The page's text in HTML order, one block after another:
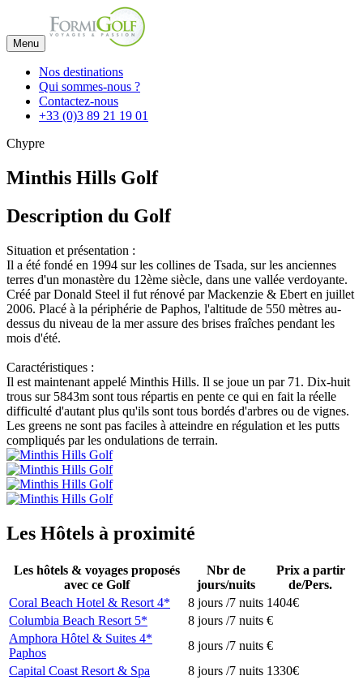
Menu
Nos destinations
Qui sommes-nous ?
Contactez-nous
+33 (0)3 89 21 19 01
Chypre
Minthis Hills Golf
Description du Golf
Situation et présentation :
Il a été fondé en 1994 sur les collines de Tsada, sur les anciennes
terres d'un monastère du 12ème siècle, dans une vallée verdoyante.
Créé par Donald Steel il fut rénové par Mackenzie & Ebert en juillet
2006. Placé à la périphérie de Paphos, l'altitude de 550 mètres au-
dessus du niveau de la mer assure des brises fraîches pendant les
mois d'été.
Caractéristiques :
Il est maintenant appelé Minthis Hills. Il se joue un par 71. Dix-huit
trous sur 5843m sont tous répartis en pente ce qui en fait la réelle
difficulté d'autant plus qu'ils sont tous bordés d'arbres ou de vignes.
Les greens ne sont pas faciles à atteindre en régulation et les putts
compliqués par les ondulations de terrain.
Les Hôtels à proximité
Les hôtels & voyages proposés
avec ce Golf
Nbr de
jours/nuits
Prix a partir
de/Pers.
Coral Beach Hotel & Resort 4*
8 jours /7 nuits 1404€
Columbia Beach Resort 5*
8 jours /7 nuits €
Amphora Hôtel & Suites 4*
Paphos
8 jours /7 nuits €
Capital Coast Resort & Spa
8 jours /7 nuits 1330€